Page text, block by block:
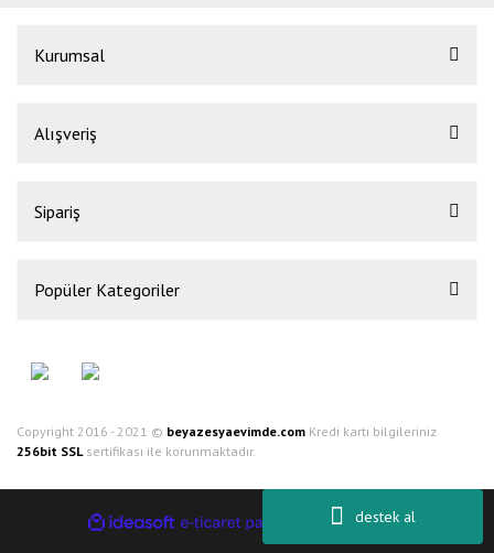
destek al
Kurumsal
Alışveriş
Sipariş
Popüler Kategoriler
Copyright 2016 - 2021 © beyazesyaevimde.com Kredi kartı bilgileriniz
256bit SSLsertifikası ile korunmaktadır.
ideasoft
ticaret
ile
hazırlandı.